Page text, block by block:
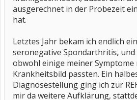
ausgerechnet in der Probezeit
hat.
Letztes Jahr bekam ich endlich
seronegative Spondarthritis,
obwohl einige meiner Symptome
Krankheitsbild passten. Ein
Diagnosestellung ging ich zur
mir da weitere Aufklärung,